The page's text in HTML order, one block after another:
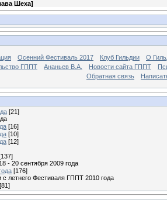
Шеха]
Осенний Фестиваль 2017 Клуб Гильдии
О
ГППТ
Ананьев В.А. Новости сайта ГППТ
Обратная связь
[21]
[16]
[10]
[12]
- 20 сентября 2009 года
[176]
летнего Фестиваля ГППТ 2010 года
[81]